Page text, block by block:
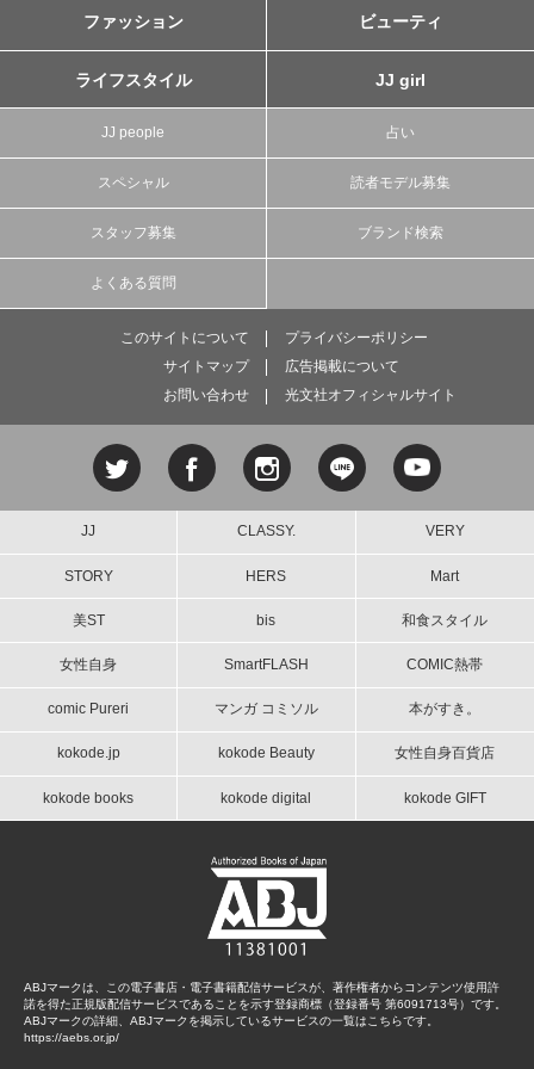
ファッション ビューティ
ライフスタイル JJ girl
JJ people 占い
スペシャル 読者モデル募集
スタッフ募集 ブランド検索
よくある質問
このサイトについて
プライバシーポリシー
サイトマップ
広告掲載について
お問い合わせ
光文社オフィシャルサイト
JJ CLASSY. VERY
STORY HERS Mart
美ST bis 和食スタイル
女性自身 SmartFLASH COMIC熱帯
comic Pureri マンガ コミソル 本がすき。
kokode.jp kokode Beauty 女性自身百貨店
kokode books kokode digital kokode GIFT
ABJマークは、この電子書店・電子書籍配信サービスが、著作権者からコンテンツ使用許
諾を得た正規版配信サービスであることを示す登録商標（登録番号 第6091713号）です。
ABJマークの詳細、ABJマークを掲示しているサービスの一覧はこちらです。
https://aebs.or.jp/